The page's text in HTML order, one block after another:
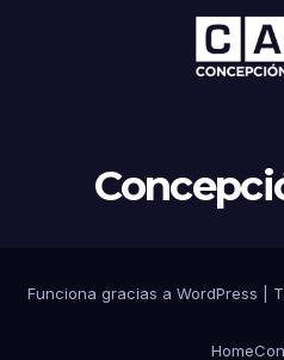
Funciona gracias a WordPress
Home